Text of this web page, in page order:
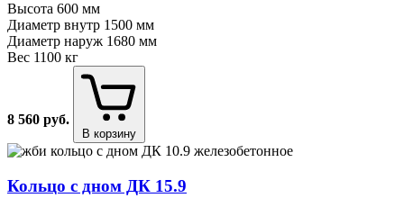
Высота 600 мм
Диаметр внутр 1500 мм
Диаметр наруж 1680 мм
Вес 1100 кг
8 560 руб.
В корзину
Кольцо с дном ДК 15.9